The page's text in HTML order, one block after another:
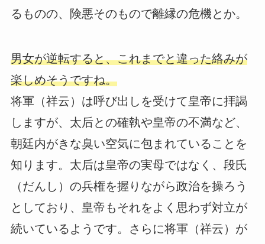
るものの、険悪そのもので離縁の危機とか。
男女が逆転すると、これまでと違った絡みが
楽しめそうですね。
将軍（祥云）は呼び出しを受けて皇帝に拝謁
しますが、太后との確執や皇帝の不満など、
朝廷内がきな臭い空気に包まれていることを
知ります。太后は皇帝の実母ではなく、段氏
（だんし）の兵権を握りながら政治を操ろう
としており、皇帝もそれをよく思わず対立が
続いているようです。さらに将軍（祥云）が